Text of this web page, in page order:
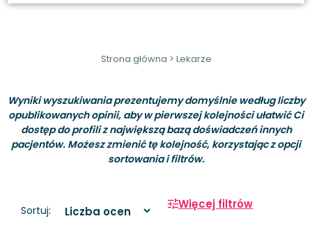
Strona główna > Lekarze
Wyniki wyszukiwania prezentujemy domyślnie według liczby
opublikowanych opinii, aby w pierwszej kolejności ułatwić Ci
dostęp do profili z największą bazą doświadczeń innych
pacjentów. Możesz zmienić tę kolejność, korzystając z opcji
sortowania i filtrów.
Sortuj: Więcej filtrów